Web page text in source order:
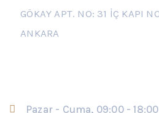
GÖKAY APT. NO: 31 İÇ KAPI
ANKARA
Pazar - Cuma, 09:00 - 18:00